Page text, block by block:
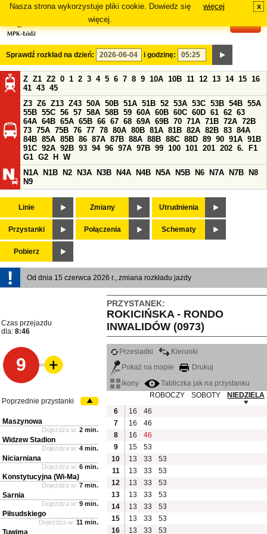
Nasza strona wykorzystuje pliki cookie. Dowiedz się
więcej.
więcej x
Sprawdź rozkład na dzień: i godzinę:
Z Z1 Z2 0 1 2 3 4 5 6 7 8 9 10A 10B 11 12 13 14 15 16
41 43 45
Z3 Z6 Z13 Z43 50A 50B 51A 51B 52 53A 53C 53B 54B 55A
55B 55C 56 57 58A 58B 59 60A 60B 60C 60D 61 62 63
64A 64B 65A 65B 66 67 68 69A 69B 70 71A 71B 72A 72B
73 75A 75B 76 77 78 80A 80B 81A 81B 82A 82B 83 84A
84B 85A 85B 86 87A 87B 88A 88B 88C 88D 89 90 91A 91B
91C 92A 92B 93 94 96 97A 97B 99 100 101 201 202 6.
F1
G1 G2 H
W
N1A
N1B N2 N3A N3B N4A N4B N5A N5B N6 N7A N7B
N8
N9
Linie Zmiany Utrudnienia
Przystanki Połączenia Schematy
Pobierz
Od dnia 15 czerwca 2026 r., zmiana rozkładu jazdy
PRZYSTANEK:
ROKICIŃSKA - RONDO
INWALIDÓW (0973)
Czas przejazdu
dla: 8:46
9
Przesiadki
Kierunki
Pokaż na mapie
Drukuj
ikony
Tabliczka jak na przystanku
ROBOCZY
SOBOTY
NIEDZIELA
6
16
46
7
16
46
8
16
46
9
15
53
10
13 33
53
11
13 33
53
12
13 33
53
13
13 33
53
14
13 33
53
15
13 33
53
16
13 33 53
Poprzednie przystanki
Maszynowa
Dojeżdża w: 2 min.
Widzew Stadion
Dojeżdża w: 4 min.
Niciarniana
Dojeżdża w: 6 min.
Konstytucyjna (Wi-Ma)
Dojeżdża w: 7 min.
Sarnia
Dojeżdża w: 9 min.
Piłsudskiego
Dojeżdża w: 11 min.
Tuwima